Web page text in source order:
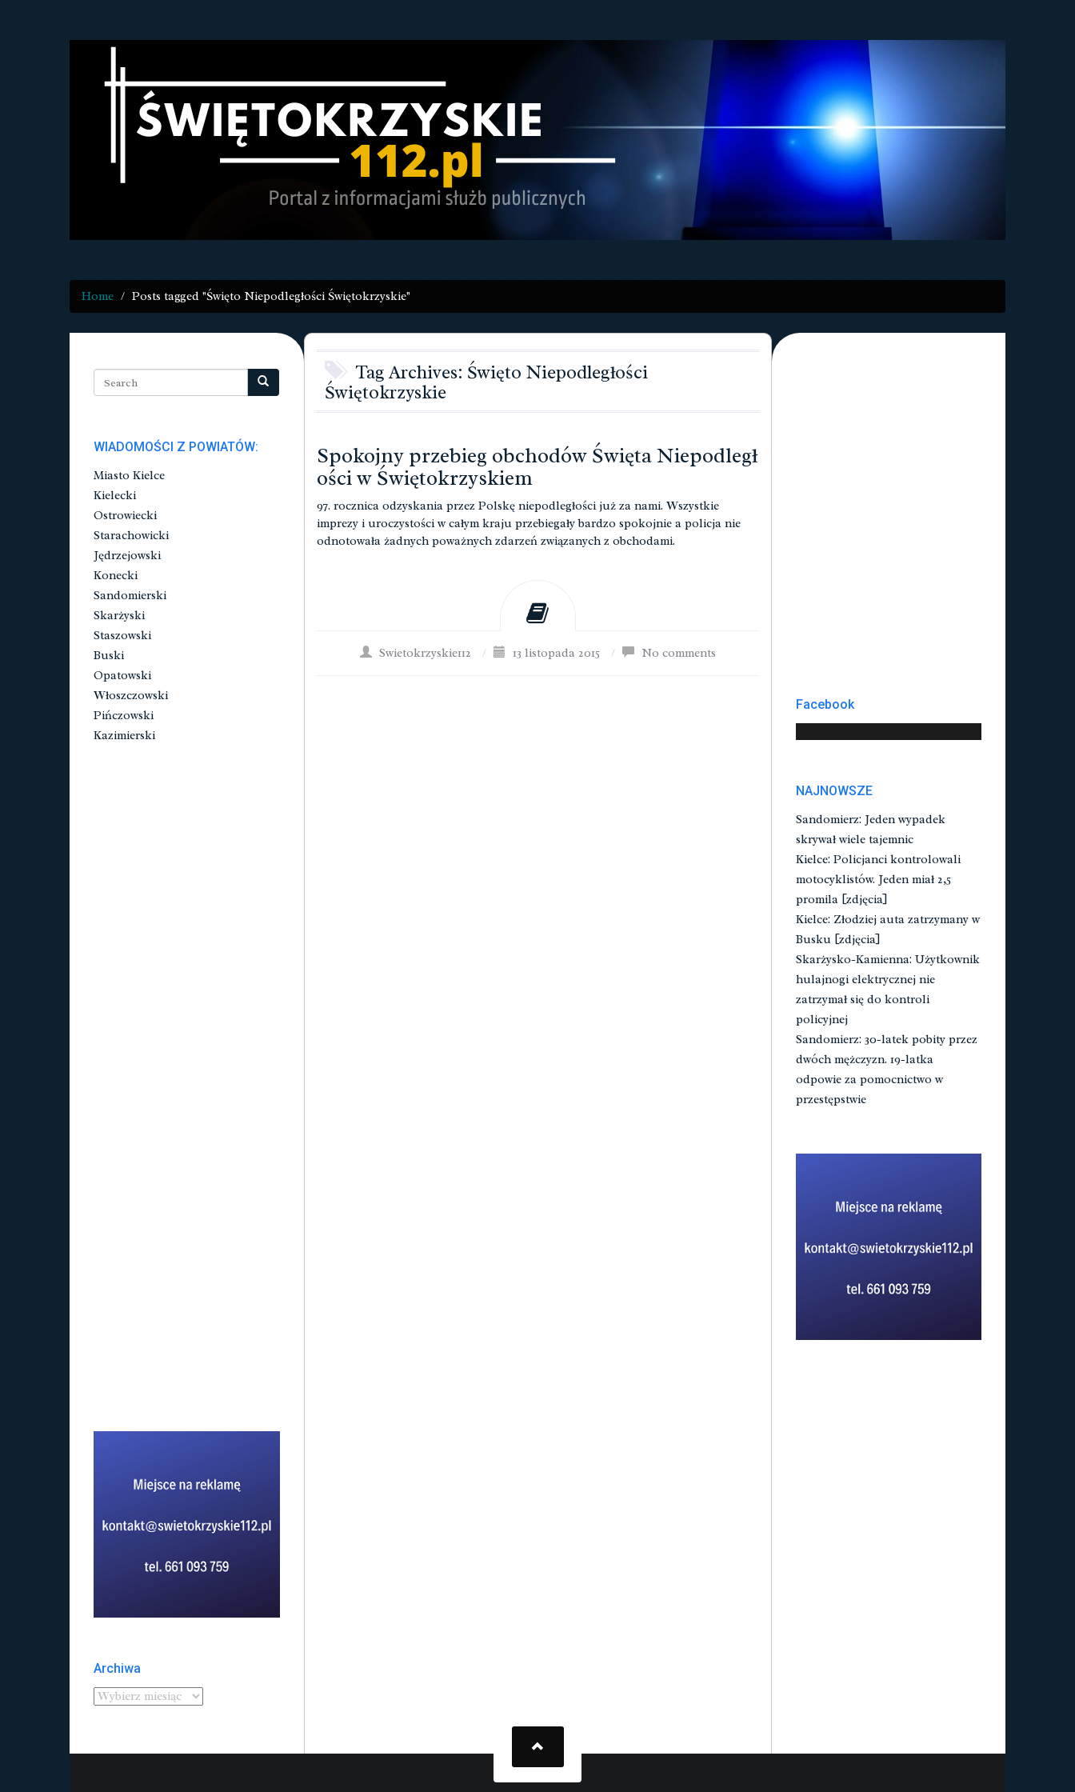
Home Posts tagged "Święto Niepodległości Świętokrzyskie"
Tag Archives: Święto Niepodległości
Świętokrzyskie
Spokojny przebieg obchodów Święta Niepodległ
ości w Świętokrzyskiem
97. rocznica odzyskania przez Polskę niepodległości już za nami. Wszystkie
imprezy i uroczystości w całym kraju przebiegały bardzo spokojnie a policja nie
odnotowała żadnych poważnych zdarzeń związanych z obchodami.
Swietokrzyskie112 / 13 listopada 2015 / No comments
WIADOMOŚCI Z POWIATÓW:
Miasto Kielce
Kielecki
Ostrowiecki
Starachowicki
Jędrzejowski
Konecki
Sandomierski
Skarżyski
Staszowski
Buski
Opatowski
Włoszczowski
Pińczowski
Kazimierski
Archiwa
Facebook
NAJNOWSZE
Sandomierz: Jeden wypadek
skrywał wiele tajemnic
Kielce: Policjanci kontrolowali
motocyklistów. Jeden miał 2,5
promila [zdjęcia]
Kielce: Złodziej auta zatrzymany w
Busku [zdjęcia]
Skarżysko-Kamienna: Użytkownik
hulajnogi elektrycznej nie
zatrzymał się do kontroli
policyjnej
Sandomierz: 30-latek pobity przez
dwóch mężczyzn. 19-latka
odpowie za pomocnictwo w
przestępstwie